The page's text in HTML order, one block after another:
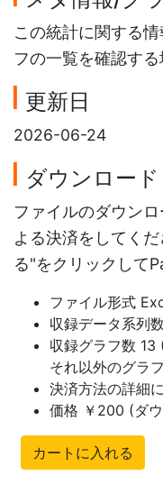
この統計に関する
フの一覧を確認す
更新日
2026-06-24
ダウンロード
ファイルのダウン
よる決済をしてく
る"をクリックして
ファイル形式
収録データ系列
収録グラフ数 13
それ以外のグラ
決済方法の詳細
価格 ￥200 (ダ
カートに入れる